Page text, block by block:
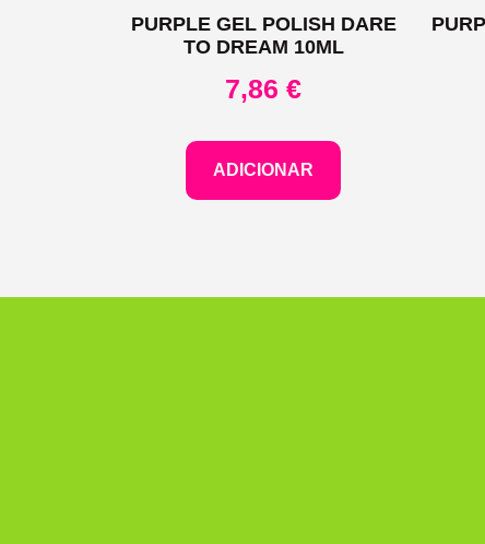
PURPLE GEL POLISH DARE
TO DREAM 10ML
7,86€
ADICIONAR